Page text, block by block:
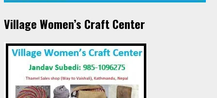
Village Women’s Craft Center